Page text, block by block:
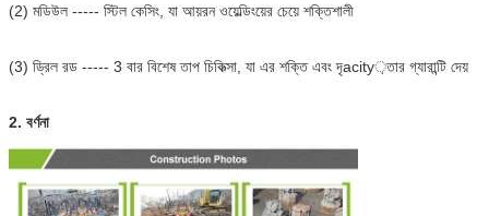
(2) মডিউল ----- স্টিল কেসিং, যা আয়রন ওয়েল্ডিংয়ের চেয়ে শক্তিশালী
(3) ড্রিল রড ----- 3 বার বিশেষ তাপ চিকিত্সা, যা এর শক্তি এবং দৃacity়তার গ্যারান্টি দেয়
2. বর্ণনা